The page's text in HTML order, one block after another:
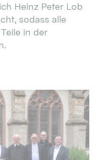
Heinz Peter Lob
sodass alle
in der